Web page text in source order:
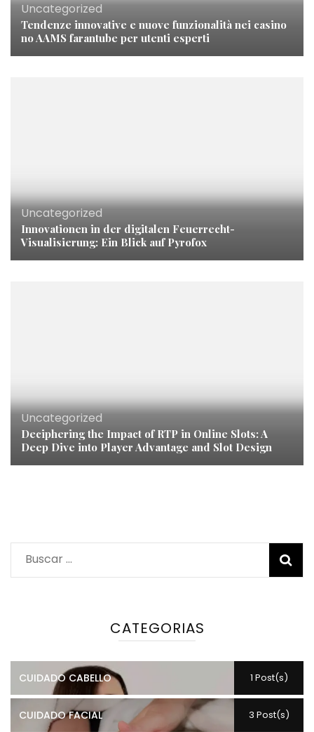
Uncategorized
Tendenze innovative e nuove funzionalità nei casino
no AAMS farantube per utenti esperti
Uncategorized
Innovationen in der digitalen Feuerrecht-
Visualisierung: Ein Blick auf Pyrofox
Uncategorized
Deciphering the Impact of RTP in Online Slots: A
Deep Dive into Player Advantage and Slot Design
Buscar:
CATEGORIAS
CUIDADO CABELLO 1 Post(s)
CUIDADO FACIAL 3 Post(s)